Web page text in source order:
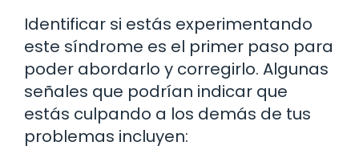
Identificar si estás experimentando
este síndrome es el primer paso para
poder abordarlo y corregirlo. Algunas
señales que podrían indicar que
estás culpando a los demás de tus
problemas incluyen: